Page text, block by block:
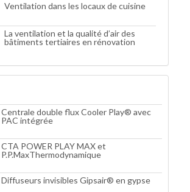
Ventilation dans les locaux de cuisine
La ventilation et la qualité d’air des
bâtiments tertiaires en rénovation
Centrale double flux Cooler Play® avec
PAC intégrée
CTA POWER PLAY MAX et
P.P.MaxThermodynamique
Diffuseurs invisibles Gipsair® en gypse